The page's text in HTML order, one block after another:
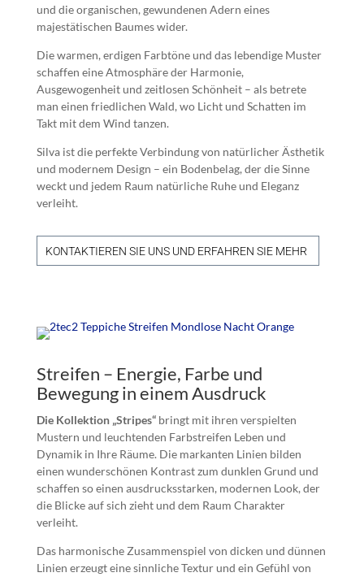
und die organischen, gewundenen Adern eines
majestätischen Baumes wider.
Die warmen, erdigen Farbtöne und das lebendige Muster
schaffen eine Atmosphäre der Harmonie,
Ausgewogenheit und zeitlosen Schönheit – als betrete
man einen friedlichen Wald, wo Licht und Schatten im
Takt mit dem Wind tanzen.
Silva ist die perfekte Verbindung von natürlicher Ästhetik
und modernem Design – ein Bodenbelag, der die Sinne
weckt und jedem Raum natürliche Ruhe und Eleganz
verleiht.
KONTAKTIEREN SIE UNS UND ERFAHREN SIE MEHR
Streifen – Energie, Farbe und
Bewegung in einem Ausdruck
Die Kollektion „Stripes“bringt mit ihren verspielten
Mustern und leuchtenden Farbstreifen Leben und
Dynamik in Ihre Räume. Die markanten Linien bilden
einen wunderschönen Kontrast zum dunklen Grund und
schaffen so einen ausdrucksstarken, modernen Look, der
die Blicke auf sich zieht und dem Raum Charakter
verleiht.
Das harmonische Zusammenspiel von dicken und dünnen
Linien erzeugt eine sinnliche Textur und ein Gefühl von